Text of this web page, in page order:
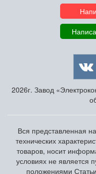
2026г. Завод
Вся представленная
технических
товаров, носит
условиях не является
положениями